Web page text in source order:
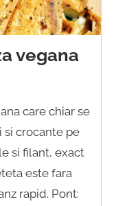
vegana
care chiar se
si crocante pe
si filant, exact
este fara
rapid. Pont: